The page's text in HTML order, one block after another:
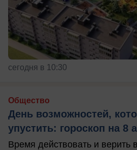
сегодня в 10:30
Общество
День возможностей,
упустить: гороскоп на 8
Время действовать и верить